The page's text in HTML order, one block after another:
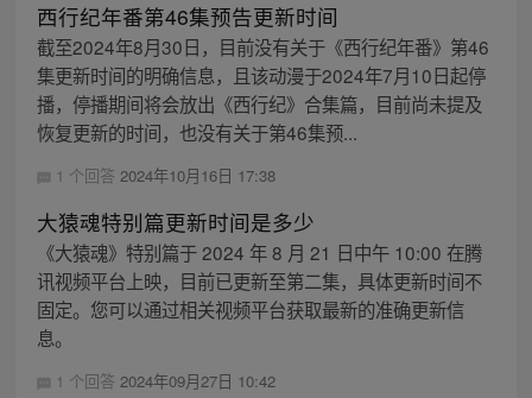
西行纪年番第46集预告更新时间
截至2024年8月30日，目前没有关于《西行纪年番》第46
集更新时间的明确信息，且该动漫于2024年7月10日起停
播，停播期间将会放出《西行纪》合集篇，目前尚未提及
恢复更新的时间，也没有关于第46集预...
1 个回答 2024年10月16日 17:38
大猿魂特别篇更新时间是多少
《大猿魂》特别篇于 2024 年 8 月 21 日中午 10:00 在腾
讯视频平台上映，目前已更新至第二集，具体更新时间不
固定。您可以通过相关视频平台获取最新的准确更新信
息。
1 个回答 2024年09月27日 10:42